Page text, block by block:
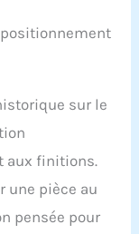
sur le
aux finitions.
une pièce au
pensée pour